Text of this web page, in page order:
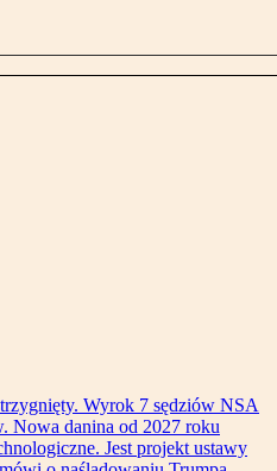
Wyrok 7 sędziów NSA
Nowa danina od 2027 roku
Jest projekt ustawy